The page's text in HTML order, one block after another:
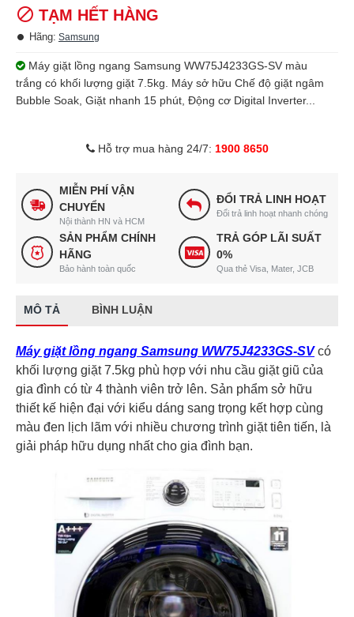
TẠM HẾT HÀNG
Hãng: Samsung
Máy giặt lồng ngang Samsung WW75J4233GS-SV màu
trắng có khối lượng giặt 7.5kg. Máy sở hữu Chế độ giặt ngâm
Bubble Soak, Giặt nhanh 15 phút, Động cơ Digital Inverter...
Hỗ trợ mua hàng 24/7: 1900 8650
MIỄN PHÍ VẬN
CHUYỂN
Nội thành HN và HCM
ĐỔI TRẢ LINH HOẠT
Đổi trả linh hoạt nhanh chóng
SẢN PHẨM CHÍNH
HÃNG
Bảo hành toàn quốc
TRẢ GÓP LÃI SUẤT
0%
Qua thẻ Visa, Mater, JCB
MÔ TẢ BÌNH LUẬN
Máy giặt lồng ngang Samsung WW75J4233GS-SVcó
khối lượng giặt 7.5kg phù hợp với nhu cầu giặt giũ của
gia đình có từ 4 thành viên trở lên. Sản phẩm sở hữu
thiết kế hiện đại với kiểu dáng sang trọng kết hợp cùng
màu đen lịch lãm với nhiều chương trình giặt tiên tiến, là
giải pháp hữu dụng nhất cho gia đình bạn.